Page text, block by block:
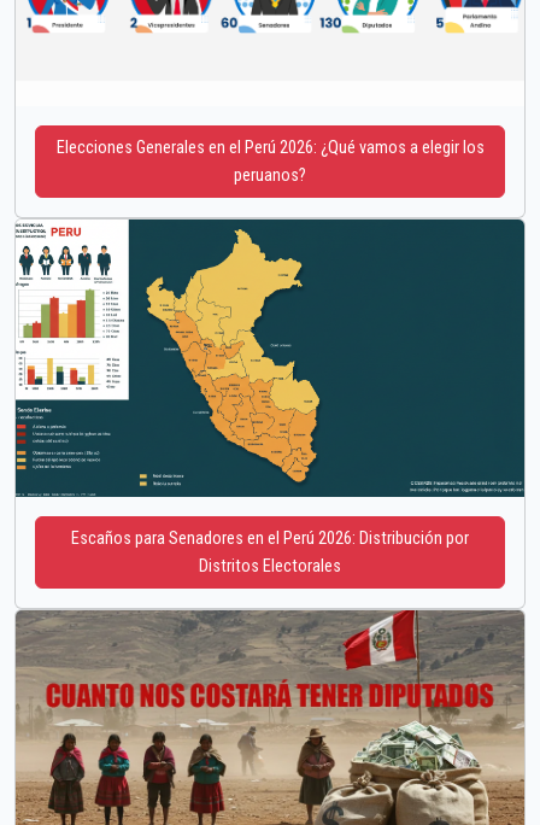
Elecciones Generales en el Perú 2026: ¿Qué vamos a elegir los
peruanos?
Escaños para Senadores en el Perú 2026: Distribución por
Distritos Electorales